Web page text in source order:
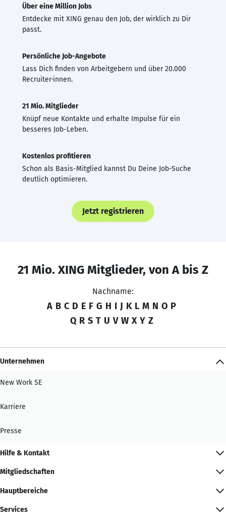
Über eine Million Jobs
Entdecke mit XING genau den Job, der wirklich zu Dir
passt.
Persönliche Job-Angebote
Lass Dich finden von Arbeitgebern und über 20.000
Recruiter·innen.
21 Mio. Mitglieder
Knüpf neue Kontakte und erhalte Impulse für ein
besseres Job-Leben.
Kostenlos profitieren
Schon als Basis-Mitglied kannst Du Deine Job-Suche
deutlich optimieren.
Jetzt registrieren
21 Mio. XING Mitglieder, von A bis Z
Nachname:
A B C D E F G H I J K L M N O P
Q R S T U V W X Y Z
Unternehmen
New Work SE
Karriere
Presse
Hilfe & Kontakt
Mitgliedschaften
Hauptbereiche
Services